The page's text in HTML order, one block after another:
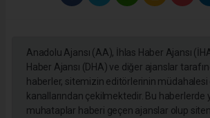
Anadolu Ajansı (AA), İhlas Haber Ajansı
Haber Ajansı (DHA) ve diğer ajanslar
haberler, sitemizin editörlerinin
kanallarından çekilmektedir. Bu haberlerde
muhataplar haberi geçen ajanslar olup